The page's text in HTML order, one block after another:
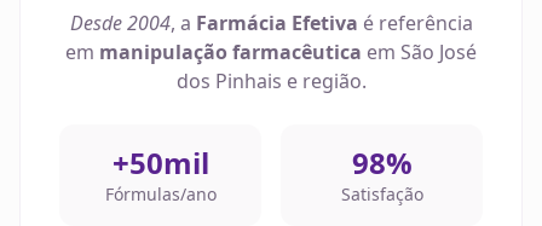
Desde 2004, a Farmácia Efetiva é referência
em manipulação farmacêutica em São José
dos Pinhais e região.
+50mil
Fórmulas/ano
98%
Satisfação